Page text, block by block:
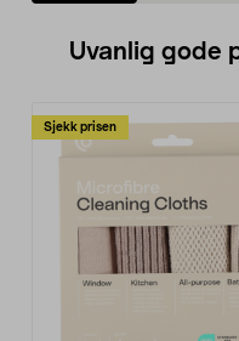
Uvanlig gode
Sjekk prisen